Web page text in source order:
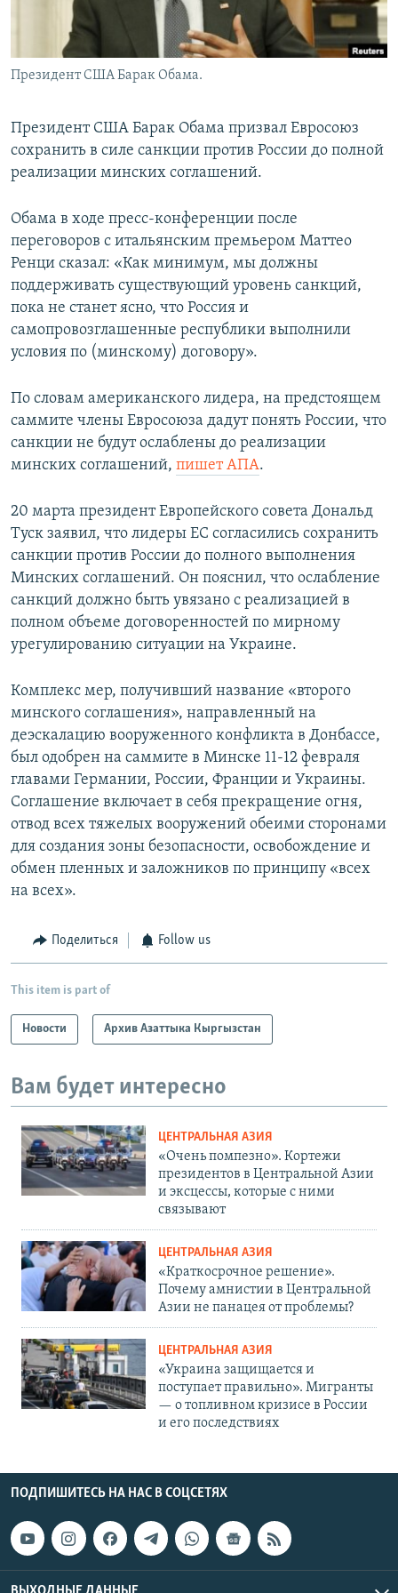
Президент США Барак Обама.
Президент США Барак Обама призвал Евросоюз
сохранить в силе санкции против России до полной
реализации минских соглашений.
Обама в ходе пресс-конференции после
переговоров с итальянским премьером Маттео
Ренци сказал: «Как минимум, мы должны
поддерживать существующий уровень санкций,
пока не станет ясно, что Россия и
самопровозглашенные республики выполнили
условия по (минскому) договору».
По словам американского лидера, на предстоящем
саммите члены Евросоюза дадут понять России, что
санкции не будут ослаблены до реализации
минских соглашений, пишет АПА.
20 марта президент Европейского совета Дональд
Туск заявил, что лидеры ЕС согласились сохранить
санкции против России до полного выполнения
Минских соглашений. Он пояснил, что ослабление
санкций должно быть увязано с реализацией в
полном объеме договоренностей по мирному
урегулированию ситуации на Украине.
Комплекс мер, получивший название «второго
минского соглашения», направленный на
деэскалацию вооруженного конфликта в Донбассе,
был одобрен на саммите в Минске 11-12 февраля
главами Германии, России, Франции и Украины.
Соглашение включает в себя прекращение огня,
отвод всех тяжелых вооружений обеими сторонами
для создания зоны безопасности, освобождение и
обмен пленных и заложников по принципу «всех
на всех».
Поделиться Follow us
This item is part of
Новости Архив Азаттыка Кыргызстан
Вам будет интересно
ЦЕНТРАЛЬНАЯ АЗИЯ
«Очень помпезно». Кортежи
президентов в Центральной Азии
и эксцессы, которые с ними
связывают
ЦЕНТРАЛЬНАЯ АЗИЯ
«Краткосрочное решение».
Почему амнистии в Центральной
Азии не панацея от проблемы?
ЦЕНТРАЛЬНАЯ АЗИЯ
«Украина защищается и
поступает правильно». Мигранты
— о топливном кризисе в России
и его последствиях
ПОДПИШИТЕСЬ НА НАС В СОЦСЕТЯХ